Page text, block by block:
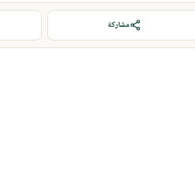
مشاركة